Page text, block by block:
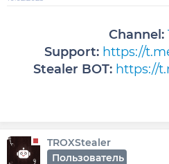
Channel:
Support: https://
Stealer BOT: https://
TROXStealer
Пользователь